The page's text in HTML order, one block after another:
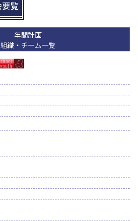
年間計画
組織・チーム一覧